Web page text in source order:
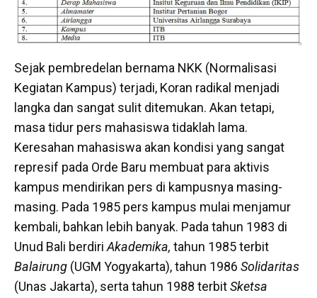
Sejak pembredelan bernama NKK (Normalisasi
Kegiatan Kampus) terjadi, Koran radikal menjadi
langka dan sangat sulit ditemukan. Akan tetapi,
masa tidur pers mahasiswa tidaklah lama.
Keresahan mahasiswa akan kondisi yang sangat
represif pada Orde Baru membuat para aktivis
kampus mendirikan pers di kampusnya masing-
masing. Pada 1985 pers kampus mulai menjamur
kembali, bahkan lebih banyak. Pada tahun 1983 di
Unud Bali berdiriAkademika, tahun 1985 terbit
Balairung (UGM Yogyakarta), tahun 1986 Solidaritas
(Unas Jakarta), serta tahun 1988 terbitSketsa